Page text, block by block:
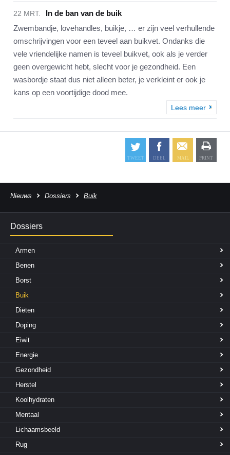
22 MRT.
In de ban van de buik
Zwembandje, lovehandles, buikje, … er zijn veel verhullende
omschrijvingen voor een teveel aan buikvet. Ondanks die
vele vriendelijke namen is teveel buikvet, ook als je verder
geen overgewicht hebt, slecht voor je gezondheid. Een
wasbordje staat dus niet alleen beter, je verkleint er ook je
kans op een voortijdige dood mee.
Lees meer
Nieuws Dossiers Buik
Dossiers
Armen
Benen
Borst
Buik
Diëten
Doping
Eiwit
Energie
Gezondheid
Herstel
Koolhydraten
Mentaal
Lichaamsbeeld
Rug